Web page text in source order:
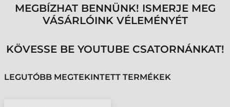
MEGBÍZHAT BENNÜNK! ISMERJE MEG
VÁSÁRLÓINK VÉLEMÉNYÉT
KÖVESSE BE YOUTUBE CSATORNÁNKAT!
LEGUTÓBB MEGTEKINTETT TERMÉKEK